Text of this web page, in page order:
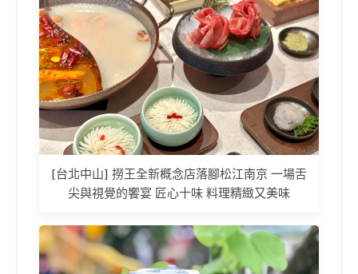
[台北中山] 撈王全新概念店落腳松江南京 一場舌
尖與視覺的饗宴 匠心十味 料理精緻又美味